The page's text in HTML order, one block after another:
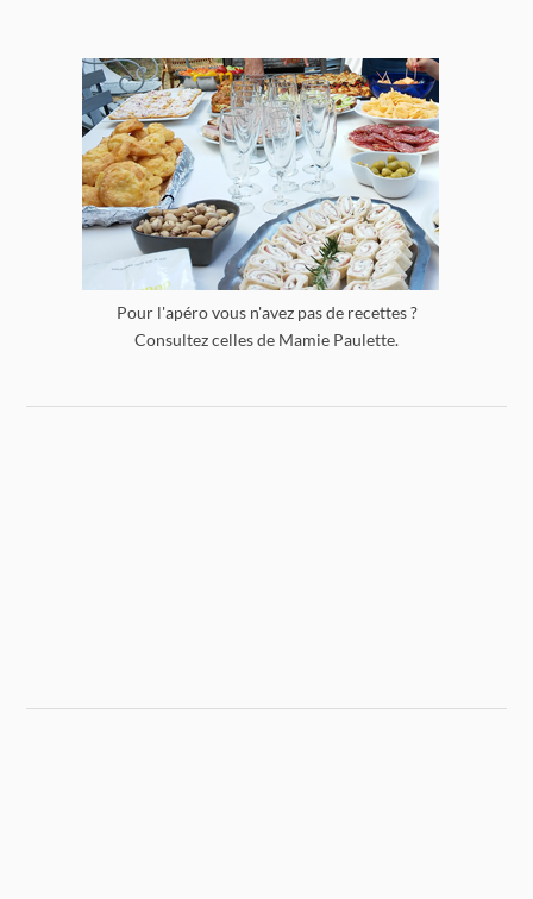
Pour l'apéro vous n'avez pas de recettes ?
Consultez celles de Mamie Paulette.